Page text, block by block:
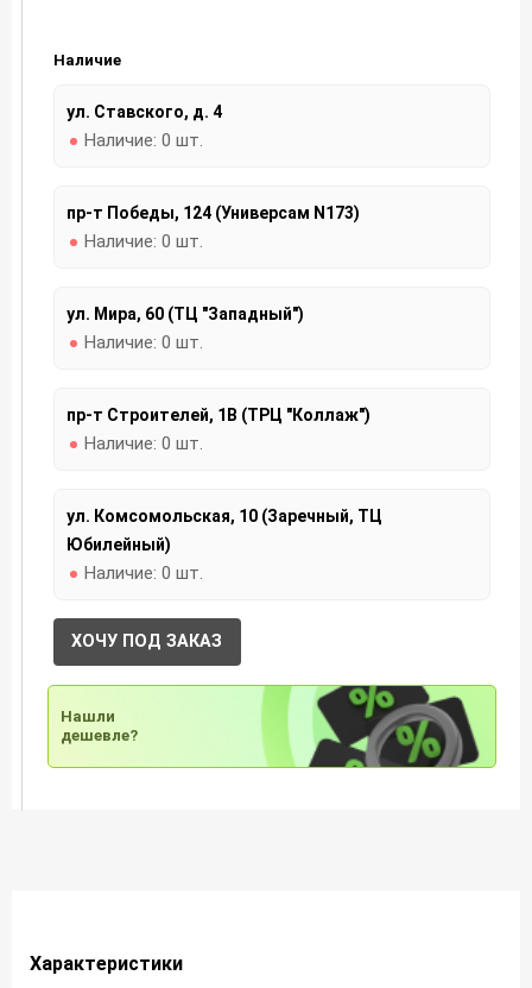
Наличие
ул. Ставского, д. 4
Наличие: 0 шт.
пр-т Победы, 124 (Универсам N173)
Наличие: 0 шт.
ул. Мира, 60 (ТЦ "Западный")
Наличие: 0 шт.
пр-т Строителей, 1В (ТРЦ "Коллаж")
Наличие: 0 шт.
ул. Комсомольская, 10 (Заречный, ТЦ
Юбилейный)
Наличие: 0 шт.
ХОЧУ ПОД ЗАКАЗ
Нашли
дешевле?
Характеристики